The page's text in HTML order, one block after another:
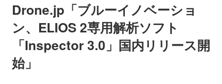
Drone.jp「ブルーイノベーショ
ン、ELIOS 2専用解析ソフト
「Inspector 3.0」国内リリース開
始」